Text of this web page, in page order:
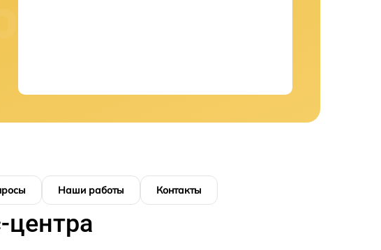
Наши работы Контакты